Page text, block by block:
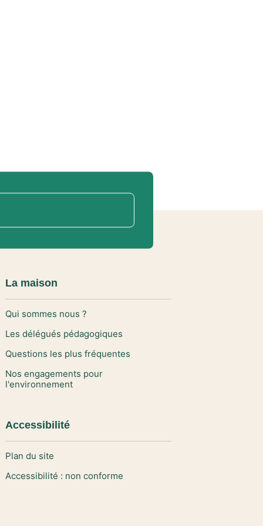
La maison
Qui sommes nous ?
Les délégués pédagogiques
Questions les plus fréquentes
Nos engagements pour
l'environnement
Accessibilité
Plan du site
Accessibilité : non conforme